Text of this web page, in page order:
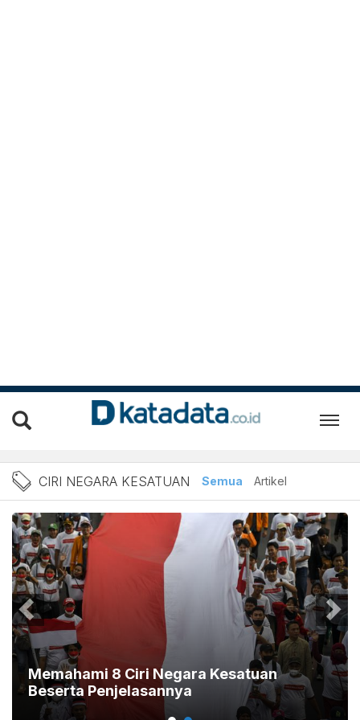
Berita Ciri Negara
CIRI NEGARA KESATUAN Semua Artikel
Memahami 8 Ciri Negara Kesatuan
Beserta Penjelasannya